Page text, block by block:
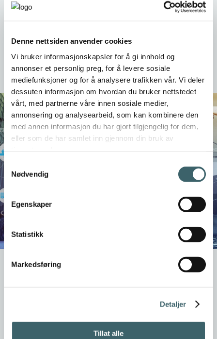
Denne nettsiden anvender cookies
Vi bruker informasjonskapsler for å gi innhold og
annonser et personlig preg, for å levere sosiale
mediefunksjoner og for å analysere trafikken vår. Vi deler
dessuten informasjon om hvordan du bruker nettstedet
vårt, med partnerne våre innen sosiale medier,
annonsering og analysearbeid, som kan kombinere den
med annen informasjon du har gjort tilgjengelig for dem,
eller som de har samlet inn gjennom din bruk av
Samtykkevalg
Nødvendig
Egenskaper
Statistikk
Markedsføring
Detaljer
Tillat alle
Ressursgruppen består av representanter fra
OPUS Narvik vgs.
Transportbedrifter og utdanningsaktører i regionen